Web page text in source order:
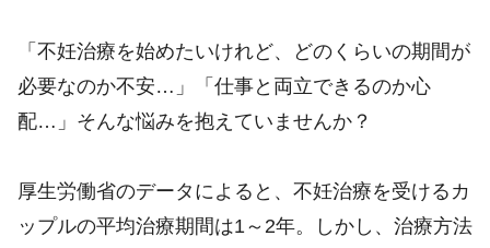
「不妊治療を始めたいけれど、どのくらいの期間が
必要なのか不安…」「仕事と両立できるのか心
配…」そんな悩みを抱えていませんか？
厚生労働省のデータによると、不妊治療を受けるカ
ップルの平均治療期間は1～2年。しかし、治療方法